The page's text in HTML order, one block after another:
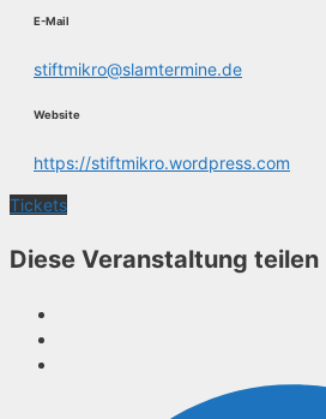
E-Mail
stiftmikro@slamtermine.de
Website
https://stiftmikro.wordpress.com
Tickets
Diese Veranstaltung teilen